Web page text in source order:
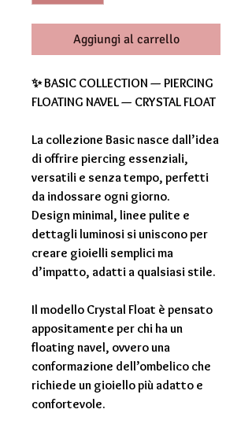
Aggiungi al carrello
✨ BASIC COLLECTION — PIERCING
FLOATING NAVEL — CRYSTAL FLOAT
La collezione Basic nasce dall’idea
di offrire piercing essenziali,
versatili e senza tempo, perfetti
da indossare ogni giorno.
Design minimal, linee pulite e
dettagli luminosi si uniscono per
creare gioielli semplici ma
d’impatto, adatti a qualsiasi stile.
Il modello Crystal Float è pensato
appositamente per chi ha un
floating navel, ovvero una
conformazione dell’ombelico che
richiede un gioiello più adatto e
confortevole.